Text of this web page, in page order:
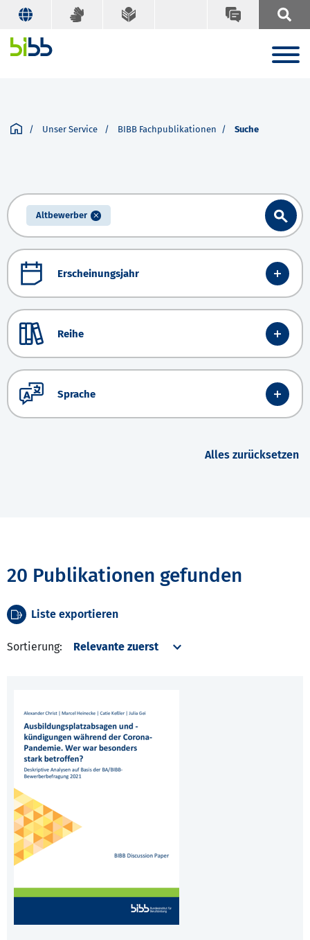
Unser Service BIBB Fachpublikationen Suche
Altbewerber
Erscheinungsjahr
Reihe
Sprache
Alles zurücksetzen
20 Publikationen gefunden
Liste exportieren
Sortierung: